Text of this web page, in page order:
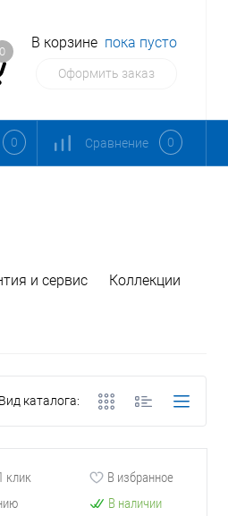
0
В корзине пока пусто
Оформить заказ
0 Сравнение 0
и сервис Коллекции
Вид каталога:
клик
В избранное
В наличии